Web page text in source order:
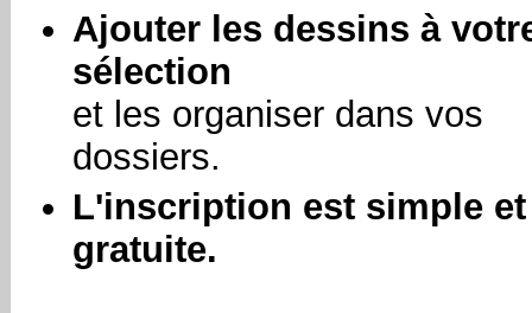
Ajouter les dessins à
sélection
et les organiser dans vos
dossiers.
L'inscription est simple et
gratuite.